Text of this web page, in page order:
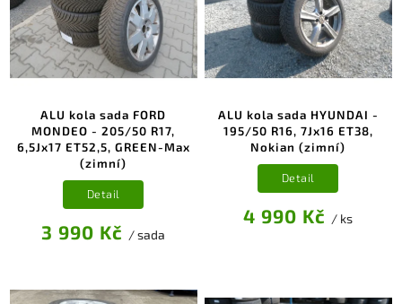
ALU kola sada FORD
MONDEO - 205/50 R17,
6,5Jx17 ET52,5, GREEN-Max
(zimní)
3 990 Kč / sada
Detail
ALU kola sada HYUNDAI -
195/50 R16, 7Jx16 ET38,
Nokian (zimní)
4 990 Kč / ks
Detail